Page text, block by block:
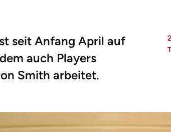
seit Anfang April auf
auch Players
Smith arbeitet.